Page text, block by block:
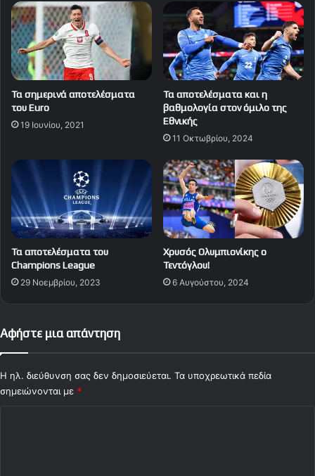
Τα σημερινά αποτελέσματα
του Euro
19 Ιουνίου, 2021
Τα αποτελέσματα και η
βαθμολογία στον όμιλο της
Εθνικής
11 Οκτωβρίου, 2024
Τα αποτελέσματα του
Champions League
29 Νοεμβρίου, 2023
Χρυσός Ολυμπιονίκης ο
Τεντόγλου!
6 Αυγούστου, 2024
Αφήστε μια απάντηση
Η ηλ. διεύθυνση σας δεν δημοσιεύεται. Τα υποχρεωτικά πεδία
σημειώνονται με *